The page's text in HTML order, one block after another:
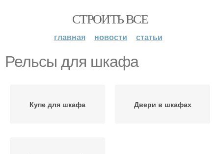
СТРОИТЬ ВСЕ
главная новости статьи
Рельсы для шкафа
Купе для шкафа Двери в шкафах